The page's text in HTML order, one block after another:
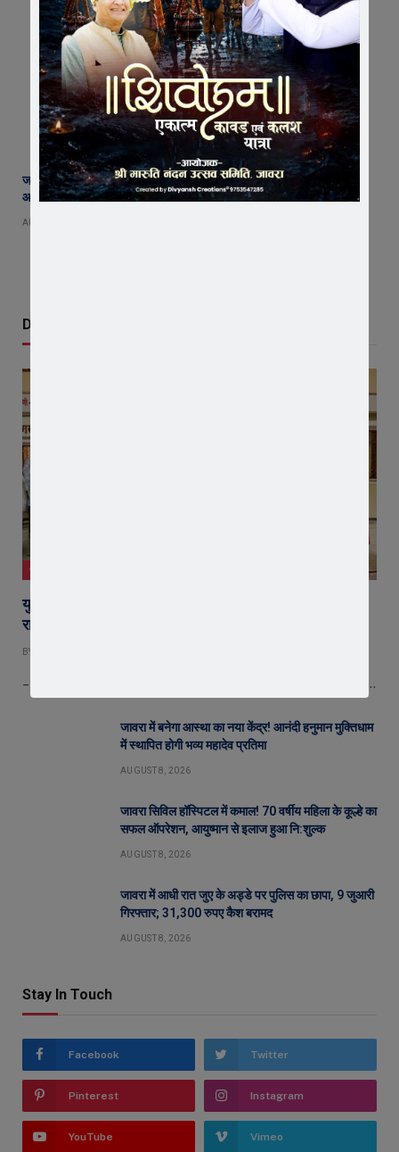
जावरा सिविल हॉस्पिटल में कमाल! 70 वर्षीय महिला के कूल्हे का सफल ऑपरेशन,
आयुष्मान से इलाज हुआ नि:शुल्क
AUGUST 8, 2026
Don't Miss
जावरा
युवा शक्ति में विश्व बदलने की क्षमता, बस ऊर्जा को सही दिशा मिले :
राष्ट्रसंत कमल मुनि
BY
– राष्ट्रसंत कमल मुनि का युवाओं को संदेश—ऊर्जा को सही दिशा मिले तो युवा बदल…
जावरा में बनेगा आस्था का नया केंद्र! आनंदी हनुमान मुक्तिधाम
में स्थापित होगी भव्य महादेव प्रतिमा
AUGUST 8, 2026
जावरा सिविल हॉस्पिटल में कमाल! 70 वर्षीय महिला के कूल्हे का
सफल ऑपरेशन, आयुष्मान से इलाज हुआ नि:शुल्क
AUGUST 8, 2026
जावरा में आधी रात जुए के अड्डे पर पुलिस का छापा, 9 जुआरी
गिरफ्तार; 31,300 रुपए कैश बरामद
AUGUST 8, 2026
Stay In Touch
Facebook Twitter
Pinterest Instagram
YouTube Vimeo